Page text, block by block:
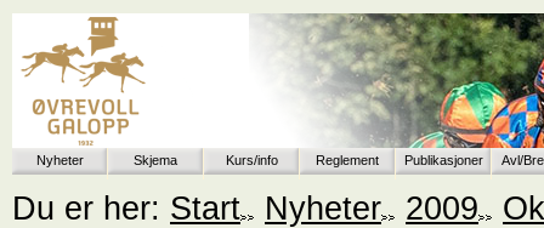
Nyheter Skjema Kurs/info Reglement Publikasjoner Avl/
Du er her: Start Nyheter 2009